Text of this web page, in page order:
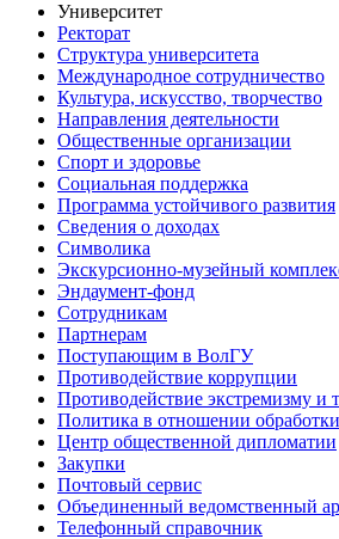
Университет
Ректорат
Структура университета
Международное сотрудничество
Культура, искусство, творчество
Направления деятельности
Общественные организации
Спорт и здоровье
Социальная поддержка
Программа устойчивого развития
Сведения о доходах
Символика
Экскурсионно-музейный
Эндаумент-фонд
Сотрудникам
Партнерам
Поступающим в ВолГУ
Противодействие коррупции
Противодействие экстремизму и
Политика в отношении
Центр общественной дипломатии
Закупки
Почтовый сервис
Объединенный ведомственный
Телефонный справочник